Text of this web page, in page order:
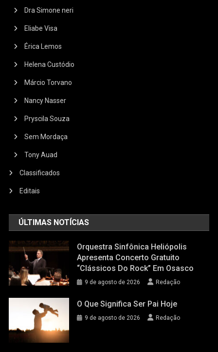
Dra Simone neri
Eliabe Visa
Érica Lemos
Helena Custódio
Márcio Torvano
Nancy Nasser
Pryscila Souza
Sem Mordaça
Tony Auad
Classificados
Editais
ÚLTIMAS NOTÍCIAS
Orquestra Sinfônica Heliópolis
Apresenta Concerto Gratuito
“Clássicos Do Rock” Em Osasco
9 de agosto de 2026 Redação
O Que Significa Ser Pai Hoje
9 de agosto de 2026 Redação